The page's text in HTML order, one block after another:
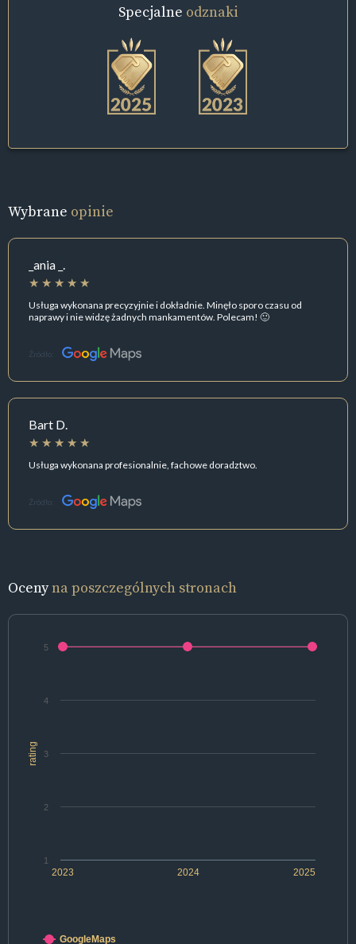
Specjalne odznaki
Wybrane opinie
_ania _.
Usługa wykonana precyzyjnie i dokładnie. Minęło sporo czasu od
naprawy i nie widzę żadnych mankamentów. Polecam! 🙂
Źródło:
Bart D.
Usługa wykonana profesionalnie, fachowe doradztwo.
Źródło:
Ocenyna poszczególnych stronach
rating
2023 2024 2025
1
2
3
4
5
GoogleMaps